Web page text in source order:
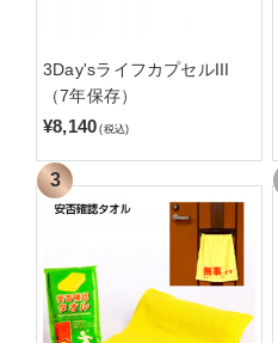
3Day'sライフカプセルIII
（7年保存）
¥8,140 (税込)